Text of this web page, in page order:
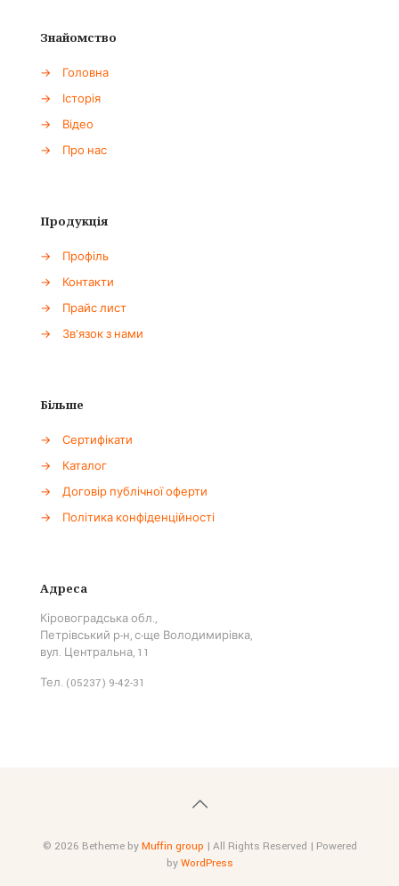
Знайомство
→
Головна
→
Історія
→
Відео
→
Про нас
Продукція
→
Профіль
→
Контакти
→
Прайс лист
→
Зв'язок з нами
Більше
→
Сертифікати
→
Каталог
→
Договір публічної оферти
→
Політика конфіденційності
Адреса
Кіровоградська обл.,
Петрівський р-н, с-ще Володимирівка,
вул. Центральна, 11
Тел. (05237) 9-42-31
© 2026 Betheme byMuffin group | All Rights Reserved | Powered
byWordPress